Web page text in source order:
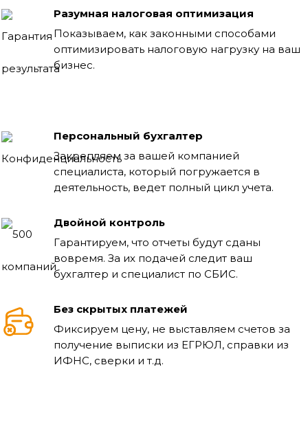
Разумная налоговая оптимизация
Показываем, как законными способами
оптимизировать налоговую нагрузку на ваш
бизнес.
Персональный бухгалтер
Закрепляем за вашей компанией
специалиста, который погружается в
деятельность, ведет полный цикл учета.
Двойной контроль
Гарантируем, что отчеты будут сданы
вовремя. За их подачей следит ваш
бухгалтер и специалист по СБИС.
Без скрытых платежей
Фиксируем цену, не выставляем счетов за
получение выписки из ЕГРЮЛ, справки из
ИФНС, сверки и т.д.